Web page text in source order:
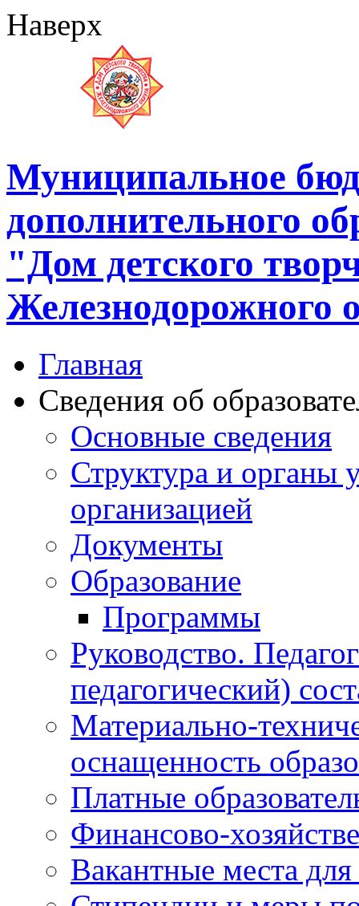
Наверх
Муниципальное
дополнительного
"Дом детского
Железнодорожного
Главная
Сведения об
Основные сведения
Структура и органы
организацией
Документы
Образование
Программы
Руководство.
педагогический)
Материально-
оснащенность
Платные
Финансово-
Вакантные места